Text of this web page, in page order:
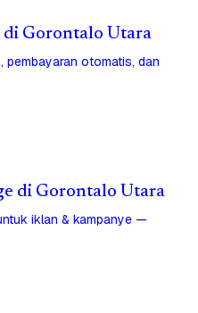
di Gorontalo Utara
pembayaran otomatis, dan
di Gorontalo Utara
iklan & kampanye —